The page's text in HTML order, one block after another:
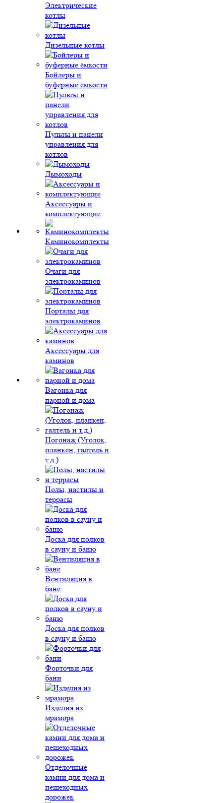
Электрические
котлы
Дизельные котлы
Бойлеры и
буферные ёмкости
Пульты и панели
управления для
котлов
Дымоходы
Аксессуары и
комплектующие
Каминокомплекты
Очаги для
электрокаминов
Порталы для
электрокаминов
Аксессуары для
каминов
Вагонка для
парной и дома
Погонаж (Уголок,
планкен, галтель и
т.д.)
Полы, настилы и
террасы
Доска для полков
в сауну и баню
Вентиляция в
бане
Доска для полков
в сауну и баню
Форточки для
бани
Изделия из
мрамора
Отделочные
камни для дома и
пешеходных
дорожек